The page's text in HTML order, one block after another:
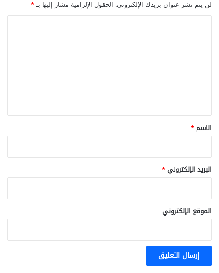
لن يتم نشر عنوان بريدك الإلكتروني. الحقول الإلزامية مشار إليها بـ*
*
الاسم*
البريد الإلكتروني*
الموقع الإلكتروني